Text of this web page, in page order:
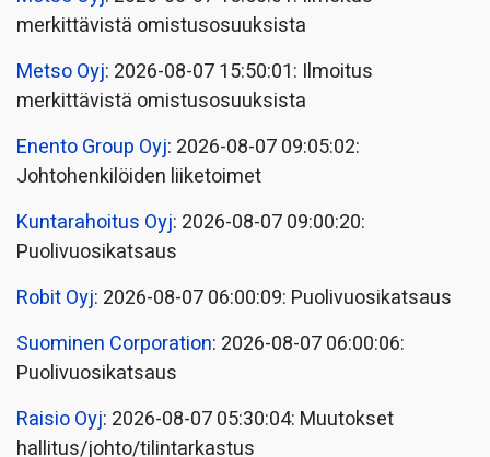
merkittävistä omistusosuuksista
Metso Oyj: 2026-08-07 15:50:01: Ilmoitus
merkittävistä omistusosuuksista
Enento Group Oyj: 2026-08-07 09:05:02:
Johtohenkilöiden liiketoimet
Kuntarahoitus Oyj: 2026-08-07 09:00:20:
Puolivuosikatsaus
Robit Oyj: 2026-08-07 06:00:09: Puolivuosikatsaus
Suominen Corporation: 2026-08-07 06:00:06:
Puolivuosikatsaus
Raisio Oyj: 2026-08-07 05:30:04: Muutokset
hallitus/johto/tilintarkastus